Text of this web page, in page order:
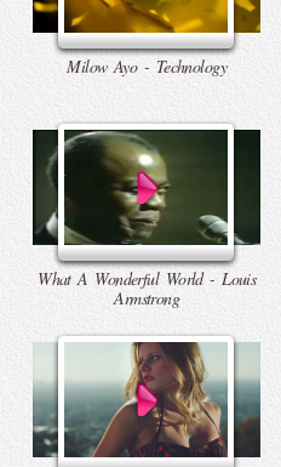
Milow Ayo - Technology
What A Wonderful World - Louis
Armstrong